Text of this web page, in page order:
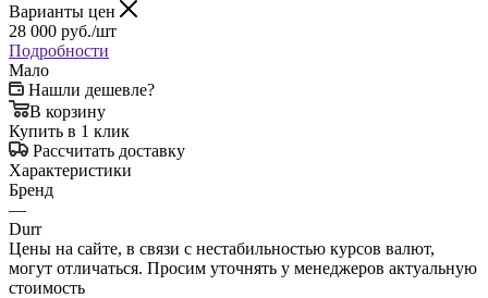
Варианты цен
28 000 руб./шт
Подробности
Мало
Нашли дешевле?
В корзину
Купить в 1 клик
Рассчитать доставку
Характеристики
Бренд
—
Durr
Цены на сайте, в связи с нестабильностью курсов валют,
могут отличаться. Просим уточнять у менеджеров актуальную
стоимость